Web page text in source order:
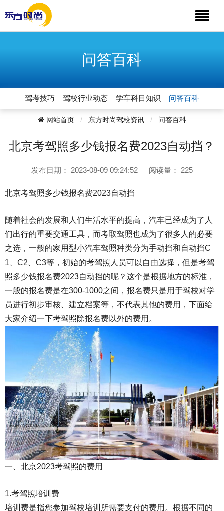
问答百科
驾考技巧 驾校行业动态 学车科目知识 问答百科
网站首页 东方时尚驾校资讯 问答百科
北京考驾照多少钱报名费2023自动挡？
发布日期： 2023-08-09 09:24:52 阅读量： 225
北京考驾照多少钱报名费2023自动挡
随着社会的发展和人们生活水平的提高，汽车已经成为了人
们出行的重要交通工具，而考取驾照也成为了很多人的必要
之选，一般的家用型小汽车驾照种类分为手动挡和自动挡C
1、C2、C3等，初始的考驾照人员可以自由选择，但是考驾
照多少钱报名费2023自动挡的呢？这个是根据地方的标准，
一般的报名费是在300-1000之间，报名费只是用于驾校对学
员进行初步审核、建立档案等，不代表其他的费用，下面给
大家介绍一下考驾照除报名费以外的费用。
一、北京2023考驾照的费用
1.考驾照培训费
培训费是指您参加驾校培训所需要支付的费用。根据不同的